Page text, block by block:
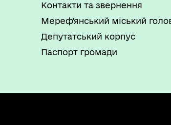
Контакти та звернення
Мереф'янський міський
Депутатський корпус
Паспорт громади